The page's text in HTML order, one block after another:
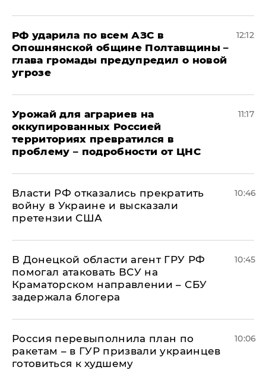
РФ ударила по всем АЗС в
Опошнянской общине Полтавщины –
глава громады предупредил о новой
угрозе
12:12
Урожай для аграриев на
оккупированных Россией
территориях превратился в
проблему – подробности от ЦНС
11:17
Власти РФ отказались прекратить
войну в Украине и высказали
претензии США
10:46
В Донецкой области агент ГРУ РФ
помогал атаковать ВСУ на
Краматорском направлении – СБУ
задержала блогера
10:45
Россия перевыполнила план по
ракетам – в ГУР призвали украинцев
готовиться к худшему
10:06